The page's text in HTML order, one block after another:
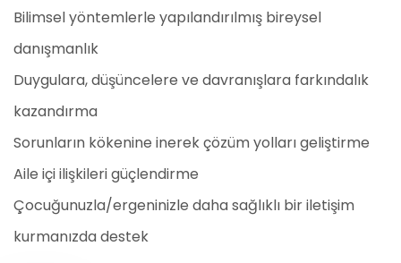
Bilimsel yöntemlerle yapılandırılmış bireysel
danışmanlık
Duygulara, düşüncelere ve davranışlara farkındalık
kazandırma
Sorunların kökenine inerek çözüm yolları geliştirme
Aile içi ilişkileri güçlendirme
Çocuğunuzla/ergeninizle daha sağlıklı bir iletişim
kurmanızda destek